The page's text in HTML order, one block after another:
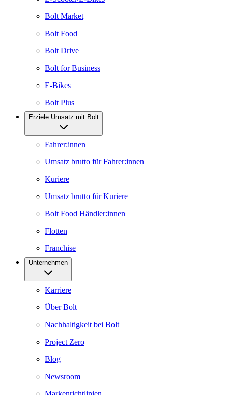
Bolt Market
Bolt Food
Bolt Drive
Bolt for Business
E-Bikes
Bolt Plus
Erziele Umsatz mit Bolt
Fahrer:innen
Umsatz brutto für Fahrer:innen
Kuriere
Umsatz brutto für Kuriere
Bolt Food Händler:innen
Flotten
Franchise
Unternehmen
Karriere
Über Bolt
Nachhaltigkeit bei Bolt
Project Zero
Blog
Newsroom